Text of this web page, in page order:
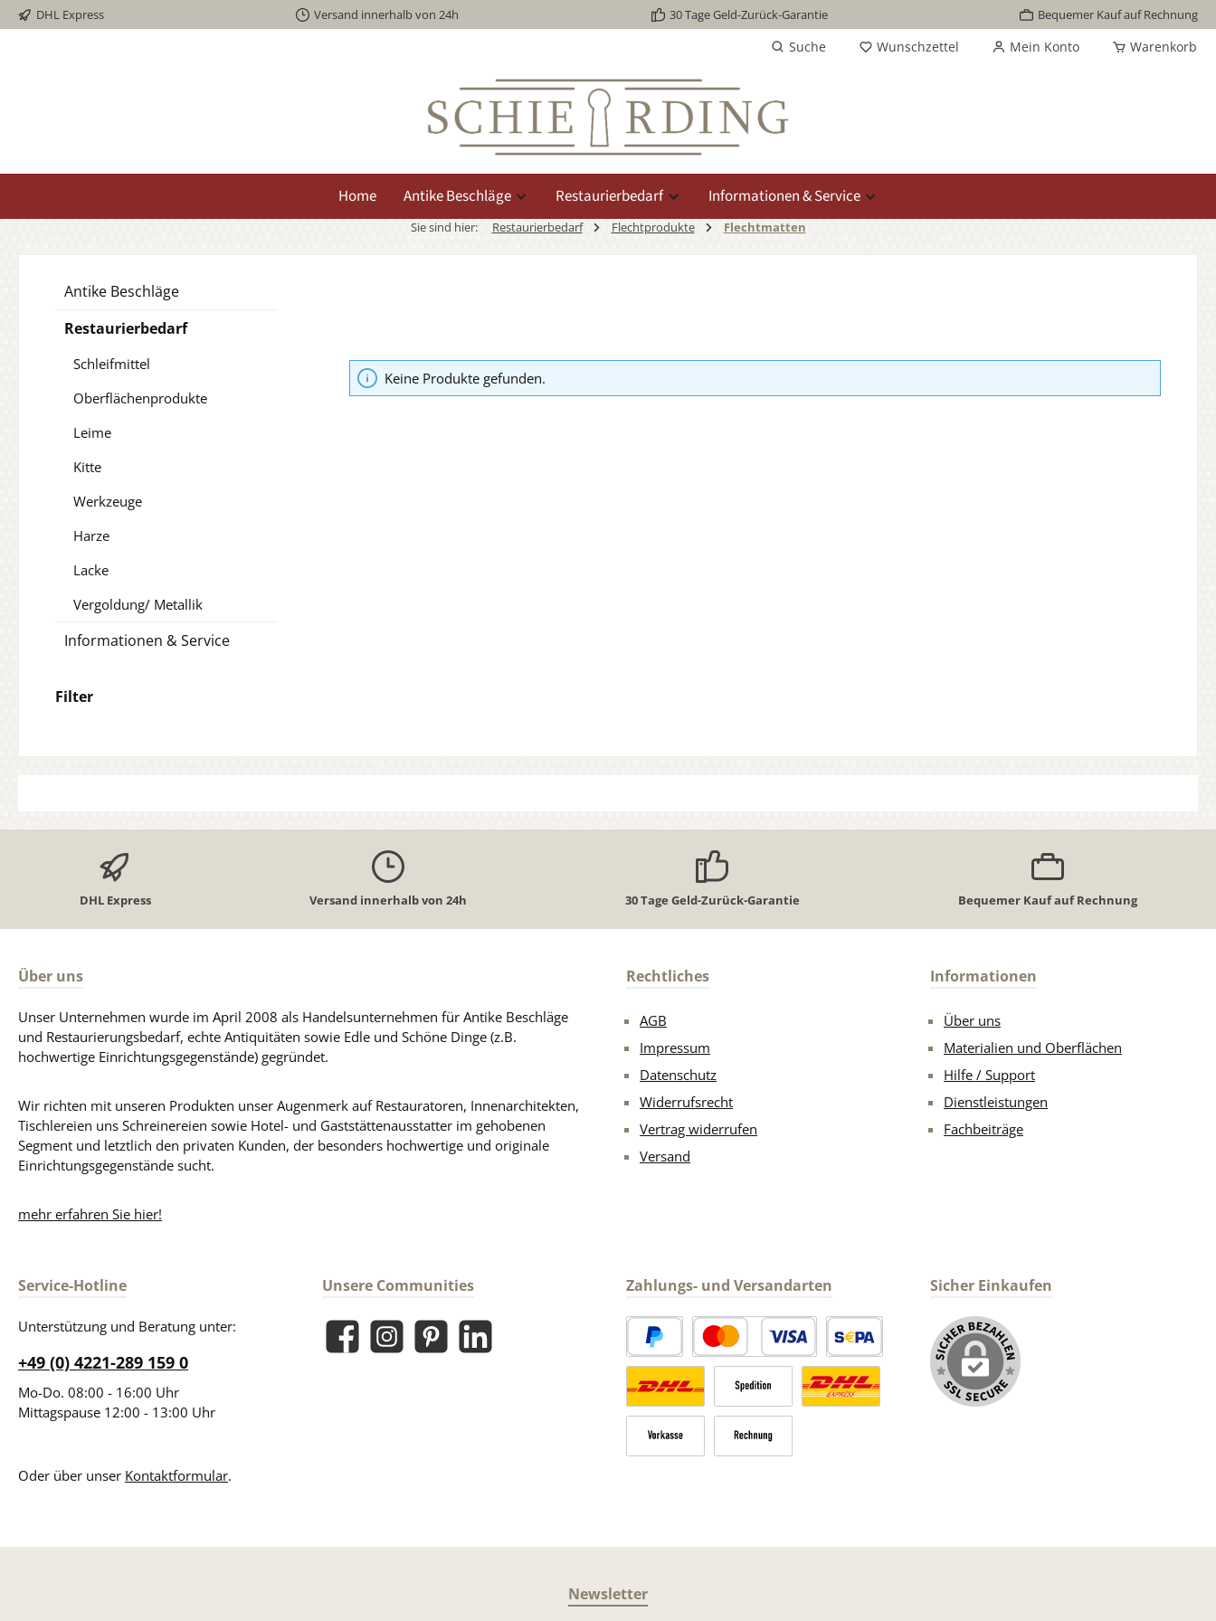
Zur Hauptnavigation springen
DHL Express Versand innerhalb von 24h 30 Tage Geld-Zurück-Garantie Bequemer Kauf auf Rechnung
Suche Wunschzettel Mein Konto Warenkorb
Home Antike Beschläge Restaurierbedarf Informationen & Service
Sie sind hier: Restaurierbedarf Flechtprodukte Flechtmatten
Antike Beschläge
Restaurierbedarf
Schleifmittel
Oberflächenprodukte
Leime
Kitte
Werkzeuge
Harze
Lacke
Vergoldung/ Metallik
Informationen & Service
Filter
Keine Produkte gefunden.
DHL Express Versand innerhalb von 24h 30 Tage Geld-Zurück-Garantie Bequemer Kauf auf Rechnung
Über uns
Unser Unternehmen wurde im April 2008 als Handelsunternehmen für Antike Beschläge
und Restaurierungsbedarf, echte Antiquitäten sowie Edle und Schöne Dinge (z.B.
hochwertige Einrichtungsgegenstände) gegründet.
Wir richten mit unseren Produkten unser Augenmerk auf Restauratoren, Innenarchitekten,
Tischlereien uns Schreinereien sowie Hotel- und Gaststättenausstatter im gehobenen
Segment und letztlich den privaten Kunden, der besonders hochwertige und originale
Einrichtungsgegenstände sucht.
mehr erfahren Sie hier!
Rechtliches
AGB
Impressum
Datenschutz
Widerrufsrecht
Vertrag widerrufen
Versand
Informationen
Über uns
Materialien und Oberflächen
Hilfe / Support
Dienstleistungen
Fachbeiträge
Service-Hotline
Unterstützung und Beratung unter:
+49 (0) 4221-289 159 0
Mo-Do. 08:00 - 16:00 Uhr
Mittagspause 12:00 - 13:00 Uhr
Oder über unser Kontaktformular.
Unsere Communities
FacebookInstagramPinterestLinkedIn
Zahlungs- und Versandarten
PayPal Kredit- oder DebitkarteSEPA Lastschrift
Versandkosten Deutschland normaler Versand Deutsche Post
Sperrgut
Sicher Einkaufen
Newsletter